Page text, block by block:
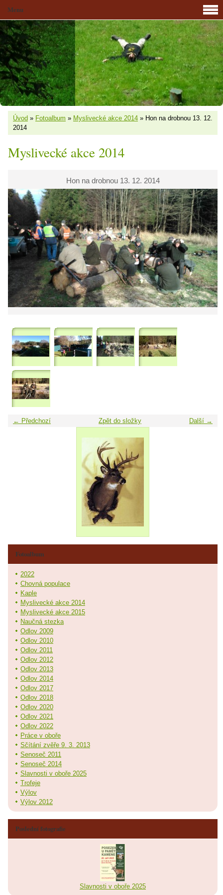
Úvod » Fotoalbum » Myslivecké akce 2014 » Hon na drobnou 13. 12.
2014
Myslivecké akce 2014
Hon na drobnou 13. 12. 2014
← Předchozí Další →
Zpět do složky
Menu
Fotoalbum
2022
Chovná populace
Kaple
Myslivecké akce 2014
Myslivecké akce 2015
Naučná stezka
Odlov 2009
Odlov 2010
Odlov 2011
Odlov 2012
Odlov 2013
Odlov 2014
Odlov 2017
Odlov 2018
Odlov 2020
Odlov 2021
Odlov 2022
Práce v oboře
Sčítání zvěře 9. 3. 2013
Senoseč 2011
Senoseč 2014
Slavnosti v oboře 2025
Trofeje
Výlov
Výlov 2012
Poslední fotografie
Slavnosti v oboře 2025